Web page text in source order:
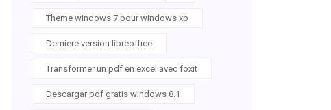
Theme windows 7 pour windows xp
Derniere version libreoffice
Transformer un pdf en excel avec foxit
Descargar pdf gratis windows 8.1